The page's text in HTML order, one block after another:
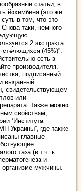
статьи, в
йохимбина (это же
в том, что это
Снова таки, немного
2 экстракта:
(45%)”.
есть в
производителя,
подписанный
выданный
свидетельствующем
или
Также можно
свойствам,
“Института
Украины”, где также
главные
таза (в т.ч. в
и
мужчины.